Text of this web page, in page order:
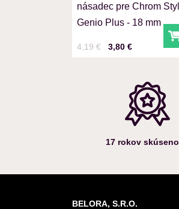
násadec pre Chrom
Genio Plus - 18 mm
Cena s DPH
3,80 €
Pred zľavou:
4,19 €
17 rokov
BELORA, S.R.O.